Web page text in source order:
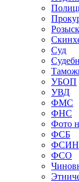
Розыск
Суд
УБОП
УВД
ФМС
ФНС
Фото
ФСБ
ФСИН
ФСО